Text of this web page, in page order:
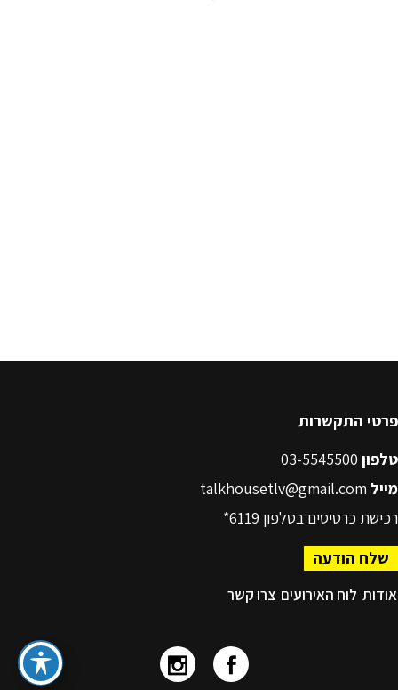
פרטי התקשרות
טלפון
מייל talkhousetlv@gmail.com
רכישת כרטיסים בטלפון 6119*
שלח הודעה
אודות לוח האירועים צרו קשר